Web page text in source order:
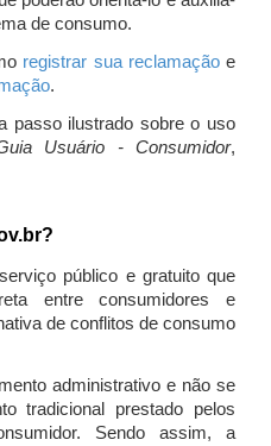
de consumo.
registrar sua reclamaçãoe
.
passo ilustrado sobre o uso
Usuário - Consumidor,
público e gratuito que
entre consumidores e
de conflitos de consumo
administrativo e não se
tradicional prestado pelos
Sendo assim, a